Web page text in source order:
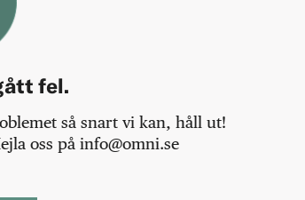
fel.
så snart vi kan, håll ut!
oss på info@omni.se